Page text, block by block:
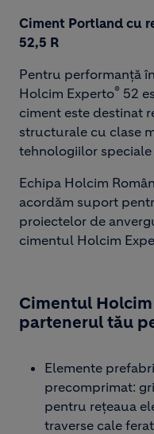
Ciment Portland cu
52,5 R ​
Pentru performanță
Holcim Experto® 52
ciment este destinat
structurale cu clase
tehnologiilor speciale
Echipa Holcim
acordăm suport
proiectelor de
cimentul Holcim
Cimentul
partenerul tău
Elemente
precomprimat:
pentru rețeaua
traverse cale